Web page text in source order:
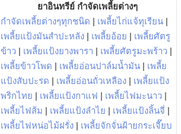
ยาอินทรีย์ กำจัดเพลี้ยต่างๆ
กำจัดเพลี้ยต่างๆทุกชนิด | เพลี้ยไก่แจ้ทุเรียน |
เพลี้ยแป้งมันสำปะหลัง | เพลี้ยอ้อย | เพลี้ยศัตรู
ข้าว | เพลี้ยแป้งยางพารา | เพลี้ยศัตรูมะพร้าว |
เพลี้ยข้าวโพด | เพลี้ยอ่อนปาล์มน้ำมัน | เพลี้ย
แป้งสับปะรด | เพลี้ยอ่อนถั่วเหลือง | เพลี้ยแป้ง
พริกไทย | เพลี้ยแป้งกาแฟ | เพลี้ยไฟมะนาว |
เพลี้ยไฟส้ม | เพลี้ยแป้งลำไย | เพลี้ยแป้งลิ้นจี่ |
เพลี้ยไฟหน่อไม้ฝรั่ง | เพลี้ยจักจั่นฝ้ายกระเจี๊ยบ